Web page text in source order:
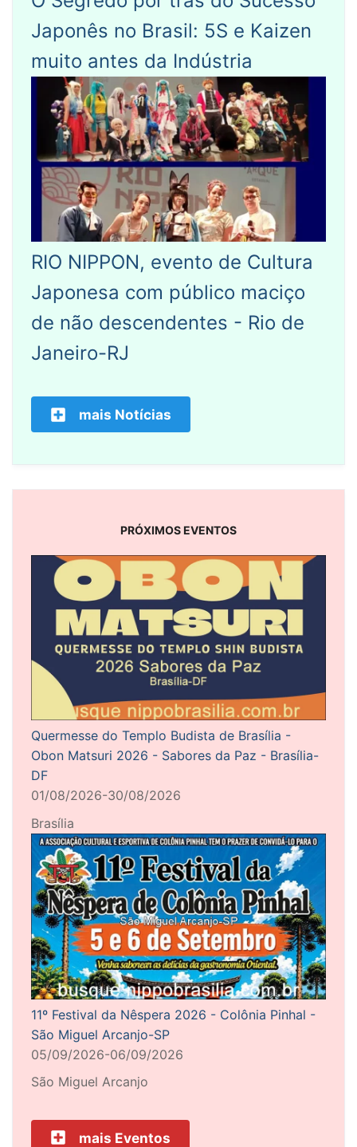
Japonês no Brasil: 5S e Kaizen
muito antes da Indústria
RIO NIPPON, evento de Cultura
Japonesa com público maciço
de não descendentes - Rio de
Janeiro-RJ
mais Notícias
PRÓXIMOS EVENTOS
Quermesse do Templo Budista de Brasília -
Obon Matsuri 2026 - Sabores da Paz - Brasília-
DF
01/08/2026-30/08/2026
Brasília
11º Festival da Nêspera 2026 - Colônia Pinhal -
São Miguel Arcanjo-SP
05/09/2026-06/09/2026
São Miguel Arcanjo
mais Eventos